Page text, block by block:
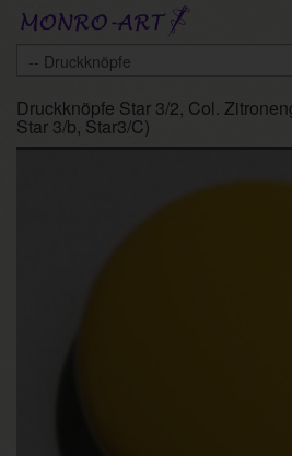
Skip
Druckknöpfe Star 3/2, Col.
Star 3/b, Star3/C)